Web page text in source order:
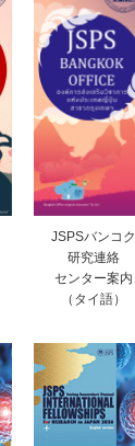
JSPSバンコク
研究連絡
センター案内
（タイ語）